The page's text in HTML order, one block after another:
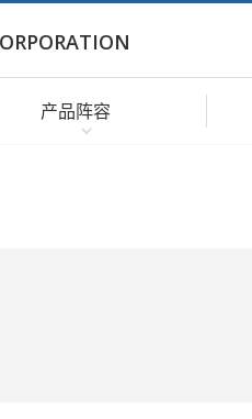
产品阵容